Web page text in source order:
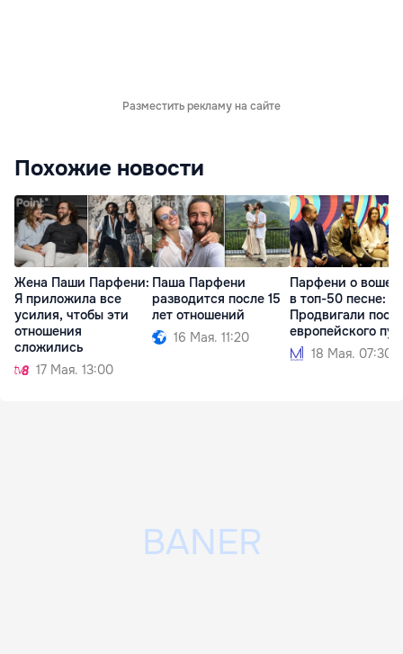
Разместить рекламу на сайте
Похожие новости
Жена Паши Парфени:
Я приложила все
усилия, чтобы эти
отношения
сложились
17 Мая. 13:00
Паша Парфени
разводится после 15
лет отношений
16 Мая. 11:20
Парфени о
в топ-50 песне:
Продвигали
европейского
18 Мая. 07:30